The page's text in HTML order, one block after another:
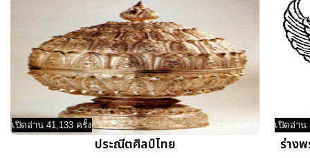
เปิดอ่าน 41,133 ครั้ง
ประณีตศิลป์ไทย
เปิดอ่าน
ร่าง